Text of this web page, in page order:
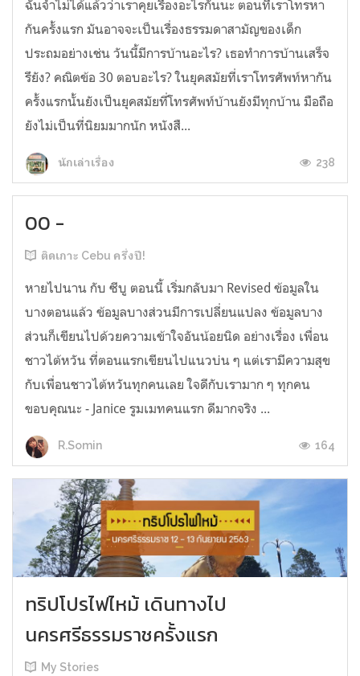
ฉันจำไม่ได้แล้วว่าเราคุยเรื่องอะไรกันนะ ตอนที่เราโทรหา
กันครั้งแรก มันอาจจะเป็นเรื่องธรรมดาสามัญของเด็ก
ประถมอย่างเช่น วันนี้มีการบ้านอะไร? เธอทำการบ้านเสร็จ
รึยัง? คณิตข้อ 30 ตอบอะไร? ในยุคสมัยที่เราโทรศัพท์หากัน
ครั้งแรกนั้นยังเป็นยุคสมัยที่โทรศัพท์บ้านยังมีทุกบ้าน มือถือ
ยังไม่เป็นที่นิยมมากนัก หนังสื...
นักเล่าเรื่อง 238
00 -
ติดเกาะ Cebu ครึ่งปี!
หายไปนาน กับ ซีบู ตอนนี้ เริ่มกลับมา Revised ข้อมูลใน
บางตอนแล้ว ข้อมูลบางส่วนมีการเปลี่ยนแปลง ข้อมูลบาง
ส่วนก็เขียนไปด้วยความเข้าใจอันน้อยนิด อย่างเรื่อง เพื่อน
ชาวไต้หวัน ที่ตอนแรกเขียนไปแนวบ่น ๆ แต่เรามีความสุข
กับเพื่อนชาวไต้หวันทุกคนเลย ใจดีกับเรามาก ๆ ทุกคน
ขอบคุณนะ - Janice รูมเมทคนแรก ดีมากจริง ...
R.Somin 164
ทริปโปรไฟไหม้ เดินทางไป
นครศรีธรรมราชครั้งแรก
My Stories